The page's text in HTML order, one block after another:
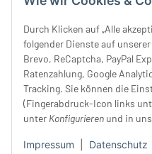
Durch Klicken auf „Alle
folgender Dienste auf
Brevo, ReCaptcha, PayPal
Ratenzahlung, Google
Tracking. Sie können die
(Fingerabdruck-Icon links
unter Konfigurieren und in
Impressum Datenschutz
Samstag:
Unser Service
Rechtliches